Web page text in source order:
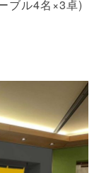
ブル4名×3卓)